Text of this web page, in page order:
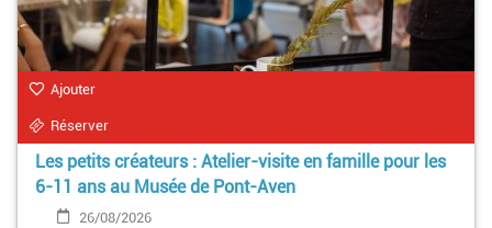
Ajouter
Réserver
Les petits créateurs : Atelier-visite en famille pour les
6-11 ans au Musée de Pont-Aven
26/08/2026